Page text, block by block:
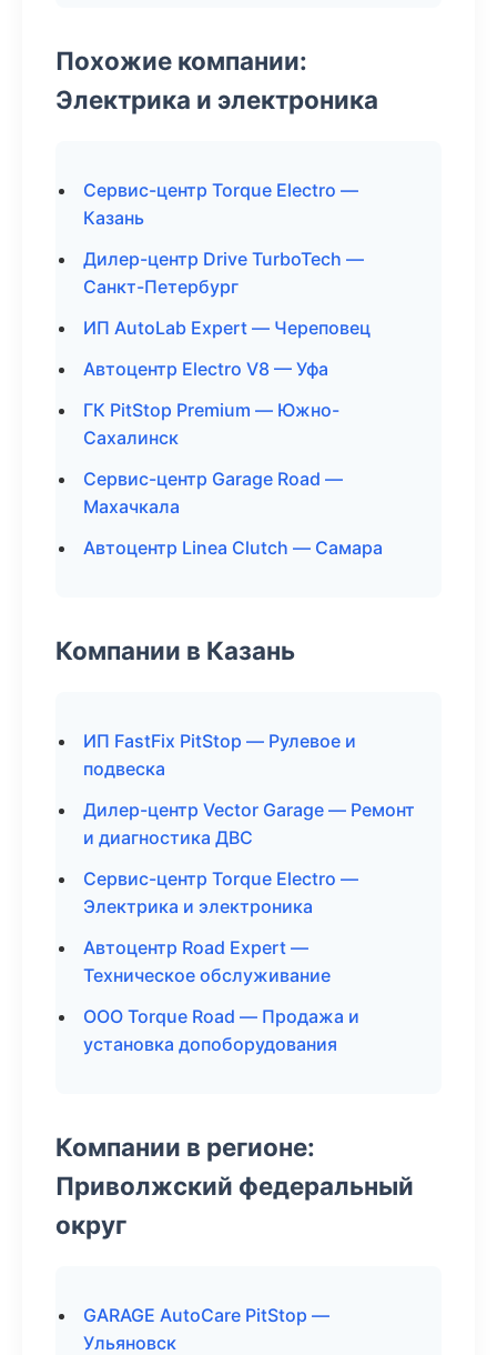
Похожие компании:
Электрика и электроника
Сервис-центр Torque Electro —
Казань
Дилер-центр Drive TurboTech —
Санкт-Петербург
ИП AutoLab Expert — Череповец
Автоцентр Electro V8 — Уфа
ГК PitStop Premium — Южно-
Сахалинск
Сервис-центр Garage Road —
Махачкала
Автоцентр Linea Clutch — Самара
Компании в Казань
ИП FastFix PitStop — Рулевое и
подвеска
Дилер-центр Vector Garage — Ремонт
и диагностика ДВС
Сервис-центр Torque Electro —
Электрика и электроника
Автоцентр Road Expert —
Техническое обслуживание
ООО Torque Road — Продажа и
установка допоборудования
Компании в регионе:
Приволжский федеральный
округ
GARAGE AutoCare PitStop —
Ульяновск